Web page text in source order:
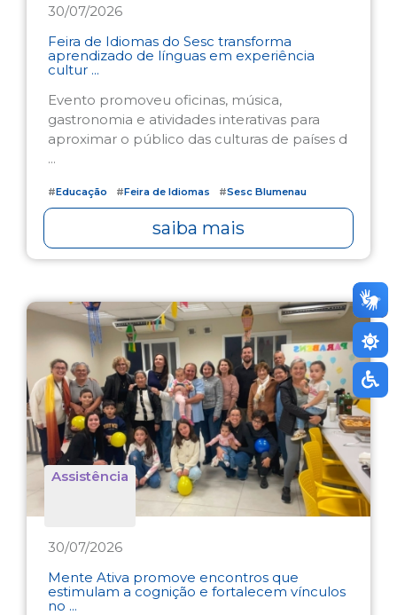
30/07/2026
Feira de Idiomas do Sesc transforma
aprendizado de línguas em experiência
cultur ...
Evento promoveu oficinas, música,
gastronomia e atividades interativas para
aproximar o público das culturas de países d
...
#Educação #Feira de Idiomas #Sesc Blumenau
saiba mais
Assistência
30/07/2026
Mente Ativa promove encontros que
estimulam a cognição e fortalecem vínculos
no ...